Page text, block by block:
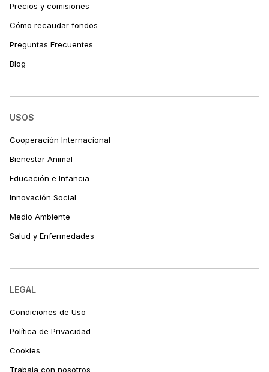
Precios y comisiones
Cómo recaudar fondos
Preguntas Frecuentes
Blog
USOS
Cooperación Internacional
Bienestar Animal
Educación e Infancia
Innovación Social
Medio Ambiente
Salud y Enfermedades
LEGAL
Condiciones de Uso
Política de Privacidad
Cookies
Trabaja con nosotros